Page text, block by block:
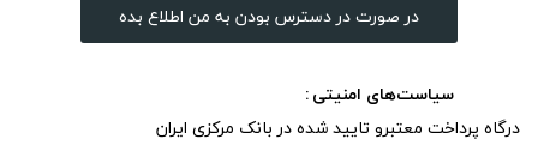
در صورت در دسترس بودن به من اطلاع بده
سیاست‌های امنیتی
درگاه پرداخت معتبرو تایید شده در بانک مرکزی ایران